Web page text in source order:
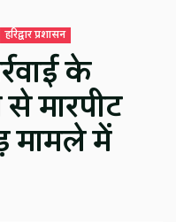
हरिद्वार प्रशासन
के
मारपीट
मामले में